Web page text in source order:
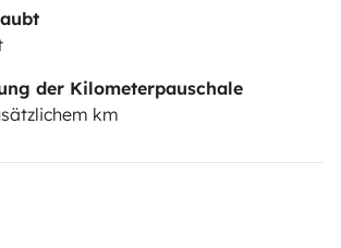
der Kilometerpauschale
km